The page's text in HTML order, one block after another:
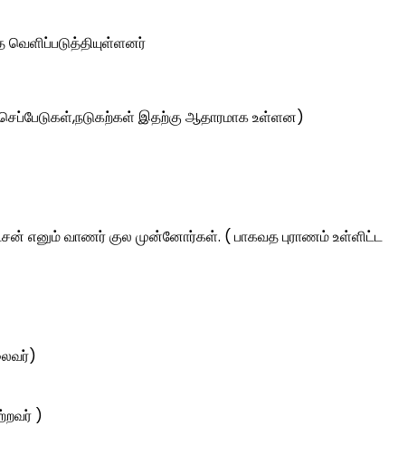
இதற்கு ஆதாரமாக உள்ளன)
எனும் வாணர் குல முன்னோர்கள். ( பாகவத புராணம் உள்ளிட்ட
)